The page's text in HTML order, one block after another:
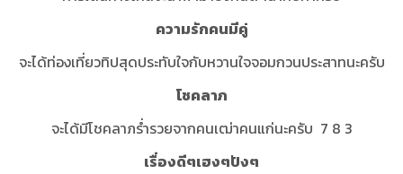
ความรักคนมีคู่
จะได้ท่องเที่ยวทิปสุดประทับใจกับหวานใจจอมกวนประสาทนะครับ
โชคลาภ
จะได้มีโชคลาภร่ำรวยจากคนเฒ่าคนแก่นะครับ 7 8 3
เรื่องดีๆเฮงๆปังๆ